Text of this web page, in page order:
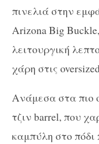
πινελιά στην
Arizona Big
λειτουργική
χάρη στις
Ανάμεσα στα πιο
τζιν barrel, που
καμπύλη στο πόδι